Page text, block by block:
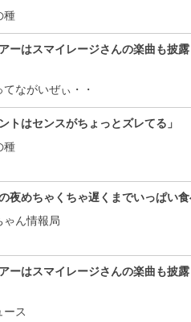
種
ーはスマイレージさんの楽曲も披
ながいぜぃ・・
トはセンスがちょっとズレてる」
種
夜めちゃくちゃ遅くまでいっぱい
ん情報局
ーはスマイレージさんの楽曲も披
ース